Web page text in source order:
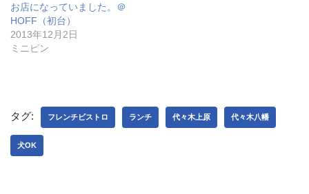
お店になっていました。＠
HOFF（初台）
2013年12月2日
ミニピン
タグ: フレンチビストロ ランチ 代々木上原 代々木八幡
犬OK